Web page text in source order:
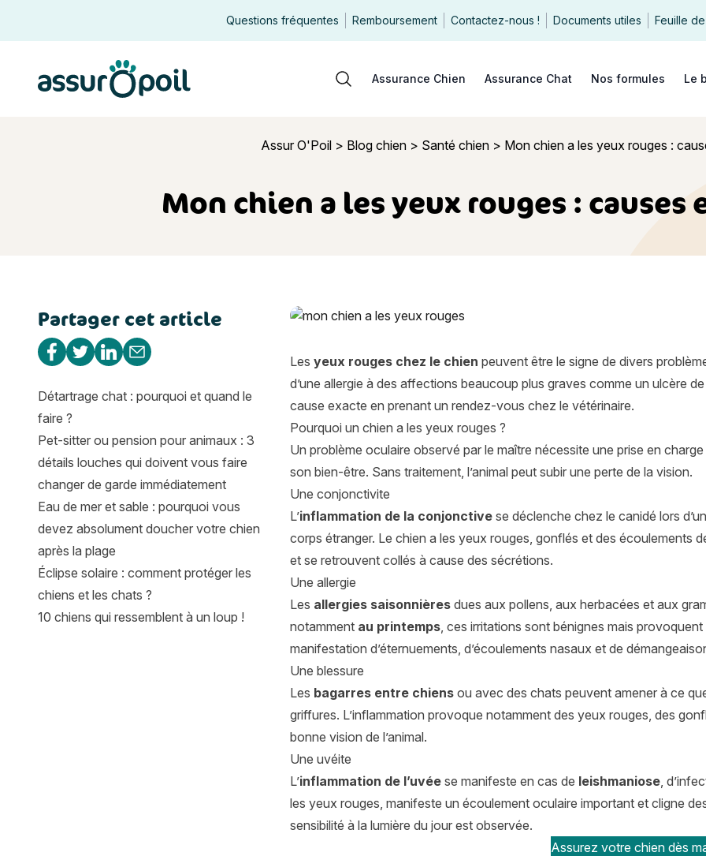
Questions fréquentes Remboursement Contactez-nous ! Documents utiles Feuille
Rechercher
Assurance Chien Assurance Chat Nos formules Le
Assur O'Poil > Blog chien > Santé chien > Mon chien a les yeux rouges :
Mon chien a les yeux rouges :
Mon chien a les yeux rouges : causes et traitements
Les yeux rouges chez le chien peuvent être le signe de divers
d’une allergie à des affections beaucoup plus graves comme un ulcère
cause exacte en prenant un rendez-vous chez le vétérinaire.
Pourquoi un chien a les yeux rouges ?
Un problème oculaire observé par le maître nécessite une prise en
son bien-être. Sans traitement, l’animal peut subir une perte de la vision.
Une conjonctivite
L’inflammation de la conjonctive se déclenche chez le canidé lors
corps étranger. Le chien a les yeux rouges, gonflés et des écoulements
et se retrouvent collés à cause des sécrétions.
Une allergie
Les allergies saisonnières dues aux pollens, aux herbacées et aux
notamment au printemps, ces irritations sont bénignes mais
manifestation d’éternuements, d’écoulements nasaux et de
Une blessure
Les bagarres entre chiens ou avec des chats peuvent amener à ce
griffures. L’inflammation provoque notamment des yeux rouges, des
bonne vision de l’animal.
Une uvéite
L’inflammation de l’uvée se manifeste en cas de leishmaniose,
les yeux rouges, manifeste un écoulement oculaire important et cligne
sensibilité à la lumière du jour est observée.
Assurez votre chien dès
Partager cet article
Partager sur Facebook
Partager sur Twitter
Partager sur Linkedin
Partager par e-mail
Détartrage chat : pourquoi et quand le
faire ?
Pet-sitter ou pension pour animaux : 3
détails louches qui doivent vous faire
changer de garde immédiatement
Eau de mer et sable : pourquoi vous
devez absolument doucher votre chien
après la plage
Éclipse solaire : comment protéger les
chiens et les chats ?
10 chiens qui ressemblent à un loup !